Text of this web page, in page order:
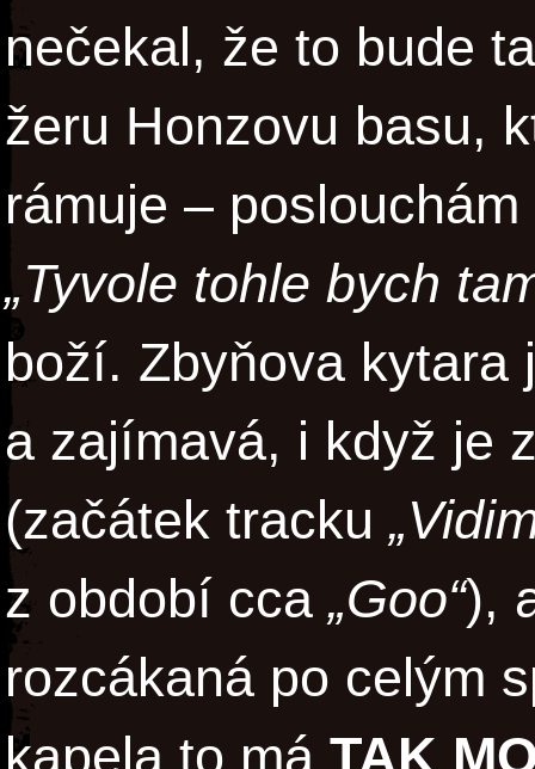
nečekal, že to bude
žeru Honzovu basu,
rámuje –
„Tyvole tohle bych
boží. Zbyňova kytara
a zajímavá, i když je
(začátek tracku
z období cca „Goo“),
rozcákaná po celým
kapela to má TAK